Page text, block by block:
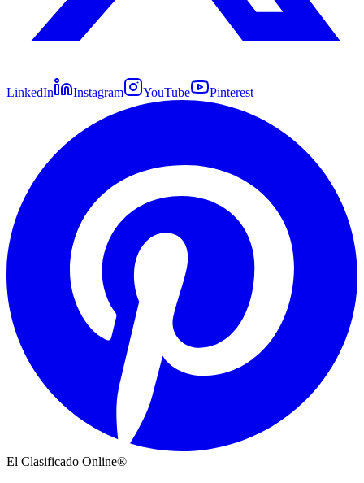
LinkedIn Instagram YouTube Pinterest
El Clasificado Online®